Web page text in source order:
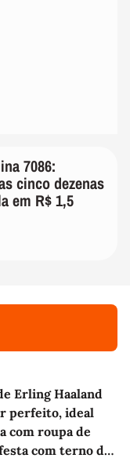
7086:
cinco dezenas
em R$ 1,5
Erling Haaland
perfeito, ideal
com roupa de
com terno de